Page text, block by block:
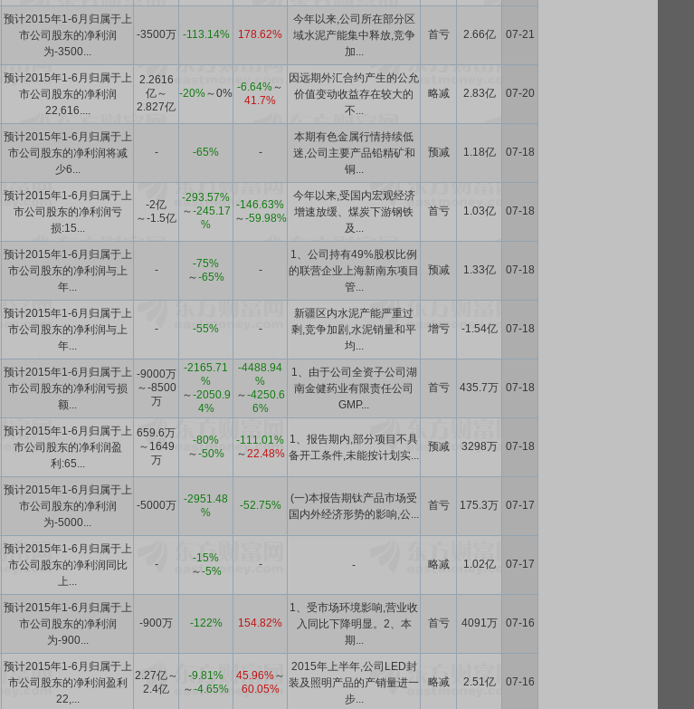
预计2015年1-6月归属于上
市公司股东的净利润
为-3500...
-3500万 -113.14% 178.62%
今年以来,公司所在部分区
域水泥产能集中释放,竞争
加...
首亏 2.66亿 07-21
预计2015年1-6月归属于上
市公司股东的净利润
22,616....
2.2616
亿～
2.827亿
-20%～0% -6.64%～
41.7%
因远期外汇合约产生的公允
价值变动收益存在较大的
不...
略减 2.83亿 07-20
预计2015年1-6月归属于上
市公司股东的净利润将减
少6...
- -65% -
本期有色金属行情持续低
迷,公司主要产品铅精矿和
铜...
预减 1.18亿 07-18
预计2015年1-6月归属于上
市公司股东的净利润亏
损:15...
-2亿
～-1.5亿
-293.57%
～-245.17
%
-146.63%
～-59.98%
今年以来,受国内宏观经济
增速放缓、煤炭下游钢铁
及...
首亏 1.03亿 07-18
预计2015年1-6月归属于上
市公司股东的净利润与上
年...
-
-75%
～-65%
-
1、公司持有49%股权比例
的联营企业上海新南东项目
管...
预减 1.33亿 07-18
预计2015年1-6月归属于上
市公司股东的净利润与上
年...
- -55% -
新疆区内水泥产能严重过
剩,竞争加剧,水泥销量和平
均...
增亏 -1.54亿 07-18
预计2015年1-6月归属于上
市公司股东的净利润亏损
额...
-9000万
～-8500
万
-2165.71
%
～-2050.9
4%
-4488.94
%
～-4250.6
6%
1、由于公司全资子公司湖
南金健药业有限责任公司
GMP...
首亏 435.7万 07-18
预计2015年1-6月归属于上
市公司股东的净利润盈
利:65...
659.6万
～1649
万
-80%
～-50%
-111.01%
～22.48%
1、报告期内,部分项目不具
备开工条件,未能按计划实...
预减 3298万 07-18
预计2015年1-6月归属于上
市公司股东的净利润
为-5000...
-5000万
-2951.48
%
-52.75%
(一)本报告期钛产品市场受
国内外经济形势的影响,公...
首亏 175.3万 07-17
预计2015年1-6月归属于上
市公司股东的净利润同比
上...
-
-15%
～-5%
- - 略减 1.02亿 07-17
预计2015年1-6月归属于上
市公司股东的净利润
为-900...
-900万 -122% 154.82%
1、受市场环境影响,营业收
入同比下降明显。2、本
期...
首亏 4091万 07-16
预计2015年1-6月归属于上
市公司股东的净利润盈利
22,...
2.27亿～
2.4亿
-9.81%
～-4.65%
45.96%～
60.05%
2015年上半年,公司LED封
装及照明产品的产销量进一
步...
略减 2.51亿 07-16